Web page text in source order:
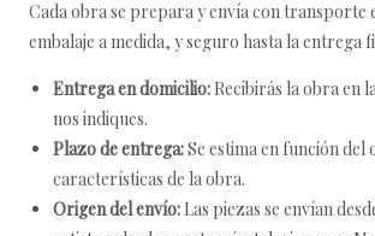
Cada obra se prepara y envía con transporte
embalaje a medida, y seguro hasta la entrega
Entrega en domicilio: Recibirás la obra en
nos indiques.
Plazo de entrega:Se estima en función
características de la obra.
Origen del envío: Las piezas se envían